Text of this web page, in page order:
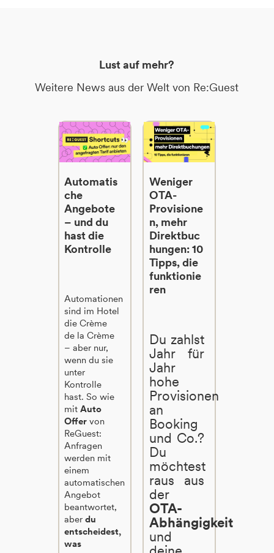
Lust auf mehr?
Weitere News aus der Welt von Re:Guest
Automatis
che
Angebote
– und du
hast die
Kontrolle
Automationen
sind im Hotel
die Crème
de la Crème
– aber nur,
wenn du sie
unter
Kontrolle
hast. So wie
mitAuto
Offer von
ReGuest:
Anfragen
werden mit
einem
automatischen
Angebot
beantwortet,
aberdu
entscheidest,
was
Weniger
OTA-
Provisione
n, mehr
Direktbuc
hungen: 10
Tipps, die
funktionie
ren
Du zahlst
Jahr für
Jahr
hohe
Provisionen
an
Booking
und Co.?
Du
möchtest
raus aus
der
OTA-
Abhängigkeit
und